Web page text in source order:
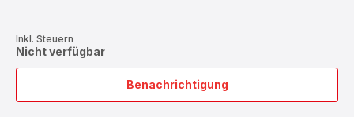
Inkl. Steuern
Nicht verfügbar
Benachrichtigung
Easy
Fry